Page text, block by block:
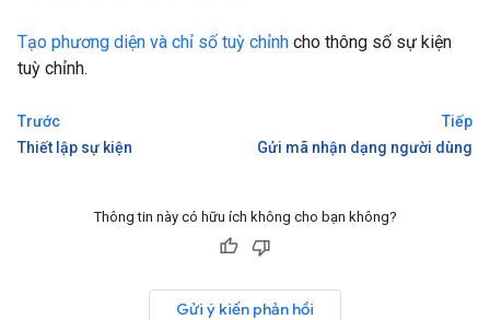
Tạo phương diện và chỉ số tuỳ chỉnh cho thông số sự kiện
tuỳ chỉnh.
Trước
Thiết lập sự kiện
Tiếp
Gửi mã nhận dạng người dùng
Thông tin này có hữu ích không cho bạn không?
Gửi ý kiến phản hồi